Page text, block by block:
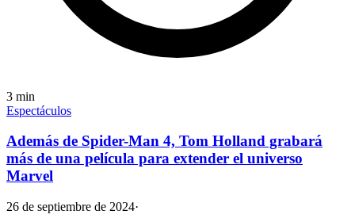
3 min
Espectáculos
Además de Spider-Man 4, Tom Holland grabará
más de una película para extender el universo
Marvel
26 de septiembre de 2024·